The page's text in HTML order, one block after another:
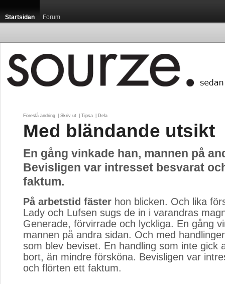
Startsidan Forum
Föreslå ändring Skriv ut Tipsa Dela
Med bländande utsikt
En gång vinkade han, mannen på
Bevisligen var intresset besvarat
faktum.
På arbetstid fäster hon blicken. Och lika
Lady och Lufsen sugs de in i varandras
Generade, förvirrade och lyckliga. En gång
mannen på andra sidan. Och med
som blev beviset. En handling som inte gick
bort, än mindre försköna. Bevisligen var
och flörten ett faktum.